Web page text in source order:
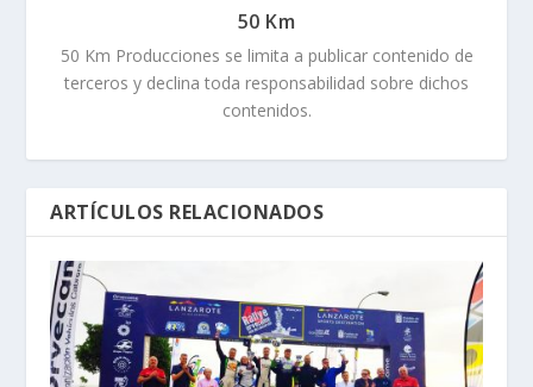
50 Km
50 Km Producciones se limita a publicar contenido de
terceros y declina toda responsabilidad sobre dichos
contenidos.
ARTÍCULOS RELACIONADOS